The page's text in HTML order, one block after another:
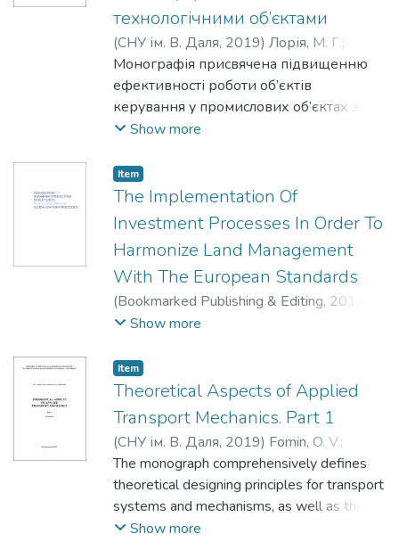
Для працівників фінансової системи й
органів місцевого самоврядування,
науковців, викладачів, аспірантів і
студентів економічних спеціальностей
вищих навчальних закладів.
співробітників, працівників
підприємств і установ, студентів та
аспірантів вищих навчальних закладів,
що займаються
проблемами технологій неорганічних
речовин та екології.
технологічними об’єктами
(СНУ ім. В. Даля, 2019) Лорія, М. Г.;
Поркуян, О. В.;Ананьєв, М. В.;Целіщев,
О. Б.
Монографія присвячена підвищенню
ефективності роботи об’єктів
керування у промислових об’єктах за
рахунок розробки розподіленої
забезпечує оптимальну роботу систем
автоматичного регулювання за рахунок
знаходження оптимальних
настроювань ПІД-регулятора за
квадратичною оптимізаційною
функцію на основі експериментально-
теоретичного способу.
Розраховано на наукових працівників,
аспірантів, працівників сфери
автоматизації процесів керування.
Show more
Item
The Implementation Of
Investment Processes In Order To
Harmonize Land Management
With The European Standards
(Bookmarked Publishing & Editing, 2019
Gryshko, V.;Zos-Kior, M.
Show more
Item
Theoretical Aspects of Applied
Transport Mechanics. Part 1
(СНУ ім. В. Даля, 2019) Fomin, O. V.;
Gorbunov, M. I.; Burlutski, O. V.;Фрмін, О. В.
Горбунов, М. І.;Бурлуцький, О. В.
The monograph comprehensively defines
theoretical designing principles for transport
systems and mechanisms, as well as their
individual components at the
Show more